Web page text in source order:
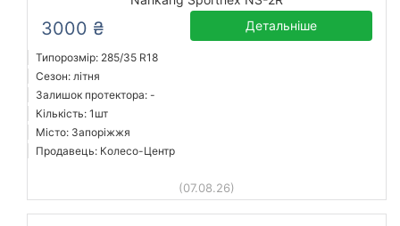
3000 ₴ Детальніше
Типорозмір: 285/35 R18
Сезон: літня
Залишок протектора: -
Кількість: 1шт
Місто: Запоріжжя
Продавець: Колесо-Центр
(07.08.26)